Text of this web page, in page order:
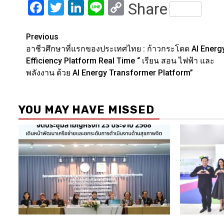
Facebook
Twitter
LinkedIn
LineCopy
Share
Post
navigation
Previous
อาชีวศึกษาที่แรกของประเทศไทย : ก้าวกระโดด AI
Efficiency Platform Real Time “ เรียน สอน ไฟฟ้า และ
พลังงาน ด้วย AI Energy Transformer Platform”
YOU MAY HAVE MISSED